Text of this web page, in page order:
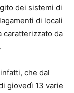
dei sistemi di
di locali
caratterizzato da
che dal
giovedì 13 varie